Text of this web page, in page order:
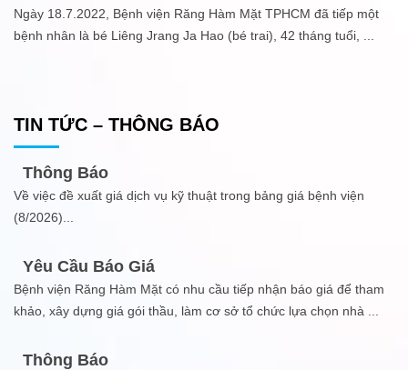
Ngày 18.7.2022, Bệnh viện Răng Hàm Mặt TPHCM đã tiếp một
bệnh nhân là bé Liêng Jrang Ja Hao (bé trai), 42 tháng tuổi,
TIN TỨC – THÔNG BÁO
Thông Báo
Về việc đề xuất giá dịch vụ kỹ thuật trong bảng giá bệnh viện
(8/2026)
Yêu Cầu Báo Giá
Bệnh viện Răng Hàm Mặt có nhu cầu tiếp nhận báo giá để tham
khảo, xây dựng giá gói thầu, làm cơ sở tổ chức lựa chọn nhà
Thông Báo